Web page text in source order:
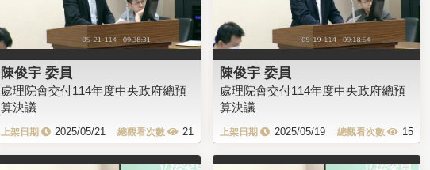
陳俊宇 委員
處理院會交付114年度中央政府總預
算決議
2025/05/21 21
陳俊宇 委員
處理院會交付114年度中央政府總預
算決議
2025/05/19 15